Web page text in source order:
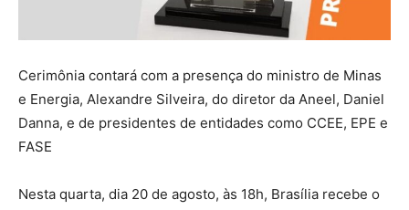
Cerimônia contará com a presença do ministro de Minas
e Energia, Alexandre Silveira, do diretor da Aneel, Daniel
Danna, e de presidentes de entidades como CCEE, EPE e
FASE
Nesta quarta, dia 20 de agosto, às 18h, Brasília recebe o